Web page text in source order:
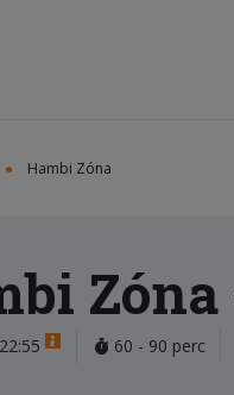
Hambi Zóna
Zóna
60 - 90 perc